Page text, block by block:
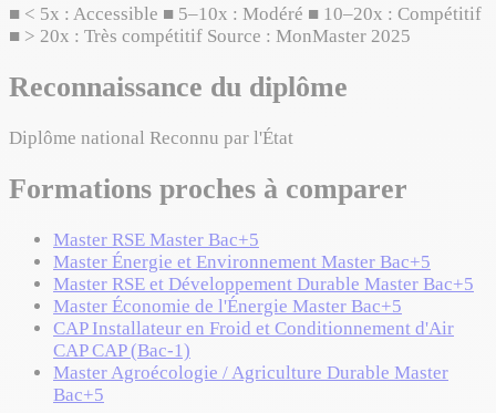
■ < 5x : Accessible ■ 5–10x : Modéré ■ 10–20x : Compétitif
■ > 20x : Très compétitif Source : MonMaster 2025
Reconnaissance du diplôme
Diplôme national Reconnu par l'État
Formations proches à comparer
Master RSE Master Bac+5
Master Énergie et Environnement Master Bac+5
Master RSE et Développement Durable Master Bac+5
Master Économie de l'Énergie Master Bac+5
CAP Installateur en Froid et Conditionnement d'Air
CAPCAP (Bac-1)
Master Agroécologie / Agriculture Durable Master
Bac+5